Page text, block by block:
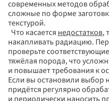
современных методов
сложные по форме
текстурой.
Что касается недостатков,
накапливать радиацию.
проверьте
тяжёлая порода, что
и повышает требования к
Если вы остановили выбор
придётся регулярно